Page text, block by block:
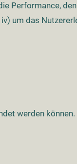
Performance,
um das
werden können.